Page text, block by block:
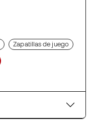
Zapatillas de juego